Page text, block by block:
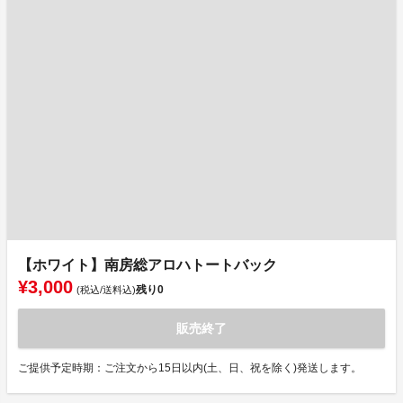
【ホワイト】南房総アロハトートバック
¥3,000 (税込/送料込)残り0
販売終了
ご提供予定時期：ご注文から15日以内(土、日、祝を除く)発送します。